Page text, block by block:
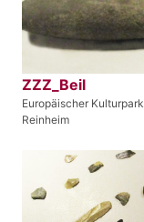
ZZZ_Beil
Europäischer Kulturpark
Reinheim